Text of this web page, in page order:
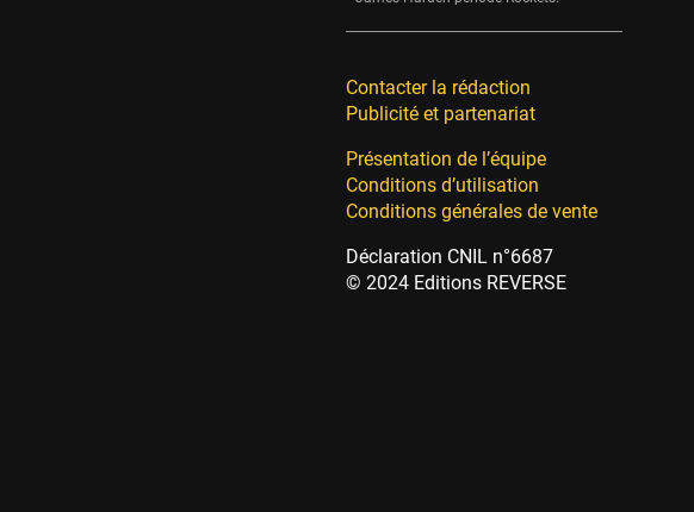
Contacter la rédaction
Publicité et partenariat
Présentation de l’équipe
Conditions d’utilisation
Conditions générales de vente
Déclaration CNIL n°6687
© 2024 Editions REVERSE